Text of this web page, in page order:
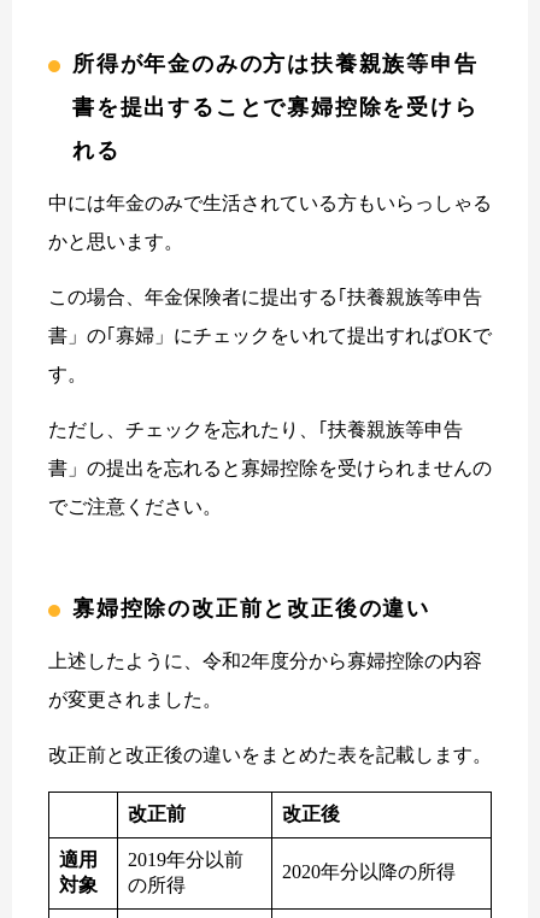
所得が年金のみの方は扶養親族等申告
書を提出することで寡婦控除を受けら
れる
中には年金のみで生活されている方もいらっしゃる
かと思います。
この場合、年金保険者に提出する｢扶養親族等申告
書」の｢寡婦」にチェックをいれて提出すればOKで
す。
ただし、チェックを忘れたり、｢扶養親族等申告
書」の提出を忘れると寡婦控除を受けられませんの
でご注意ください。
寡婦控除の改正前と改正後の違い
上述したように、令和2年度分から寡婦控除の内容
が変更されました。
改正前と改正後の違いをまとめた表を記載します。
改正前 改正後
適用
対象
2019年分以前
の所得
2020年分以降の所得